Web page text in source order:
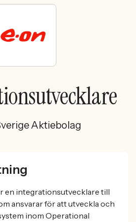
Aktiebolag
en integrationsutvecklare till
ansvarar för att utveckla och
inom Operational